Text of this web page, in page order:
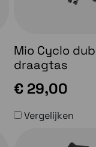
Mio Cyclo
draagtas
€ 29,00
Vergelijken